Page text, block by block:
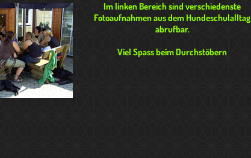
Im linken Bereich sind verschiedenste
Fotoaufnahmen aus dem Hundeschulalltag
abrufbar.
Viel Spass beim Durchstöbern